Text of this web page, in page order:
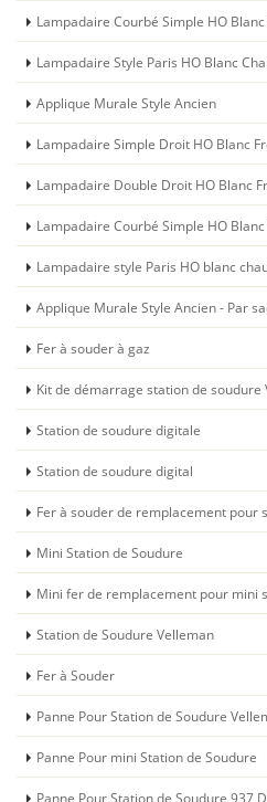
Lampadaire Courbé Simple HO
Lampadaire Style Paris HO Blanc
Applique Murale Style Ancien
Lampadaire Simple Droit HO Blanc
Lampadaire Double Droit HO Blanc
Lampadaire Courbé Simple HO
Lampadaire style Paris HO blanc
Applique Murale Style Ancien - Par
Fer à souder à gaz
Kit de démarrage station de soudure
Station de soudure digitale
Station de soudure digital
Fer à souder de remplacement pour
Mini Station de Soudure
Mini fer de remplacement pour mini
Station de Soudure Velleman
Fer à Souder
Panne Pour Station de Soudure
Panne Pour mini Station de Soudure
Panne Pour Station de Soudure 937